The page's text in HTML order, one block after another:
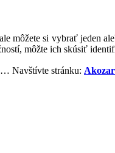
môžete si vybrať jeden
môžte ich skúsiť
… Navštívte stránku: